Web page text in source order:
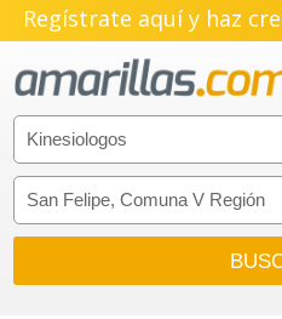
Regístrate aquí y haz